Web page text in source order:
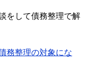
をして債務整理で解
務整理の対象にな